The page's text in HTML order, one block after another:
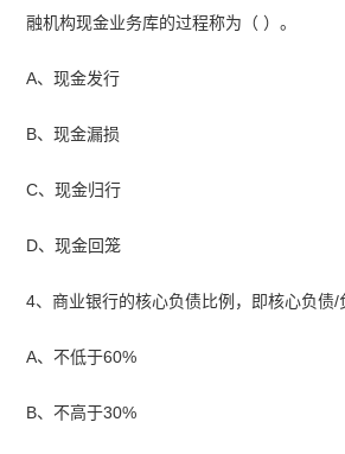
融机构现金业务库的过程称为（ ）。
A、现金发行
B、现金漏损
C、现金归行
D、现金回笼
4、商业银行的核心负债比例，即核心负债/
A、不低于60%
B、不高于30%